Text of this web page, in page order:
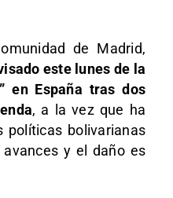
de Madrid,
este lunes de la
en España tras dos
, a la vez que ha
políticas bolivarianas
y el daño es